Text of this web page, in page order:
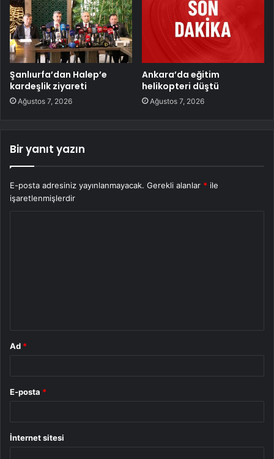
Şanlıurfa’dan Halep’e
kardeşlik ziyareti
Ağustos 7, 2026
Ankara’da eğitim
helikopteri düştü
Ağustos 7, 2026
Bir yanıt yazın
E-posta adresiniz yayınlanmayacak. Gerekli alanlar * ile
işaretlenmişlerdir
Ad *
E-posta *
İnternet sitesi